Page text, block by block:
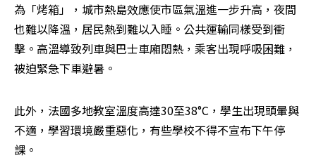
為「烤箱」，城市熱島效應使市區氣溫進一步升高，夜間
也難以降溫，居民熱到難以入睡。公共運輸同樣受到衝
擊。高溫導致列車與巴士車廂悶熱，乘客出現呼吸困難，
被迫緊急下車避暑。
此外，法國多地教室溫度高達30至38°C，學生出現頭暈與
不適，學習環境嚴重惡化，有些學校不得不宣布下午停
課。